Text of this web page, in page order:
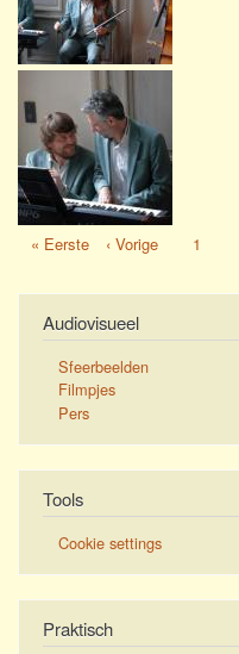
Eerste
« Eerste
Vorige
‹ Vorige Pagina
1
Audiovisueel
Sfeerbeelden
Filmpjes
Pers
Tools
Cookie settings
Praktisch